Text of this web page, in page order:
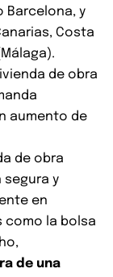
Barcelona, y
Costa
de obra
aumento de
de obra
segura y
en
como la bolsa
de una